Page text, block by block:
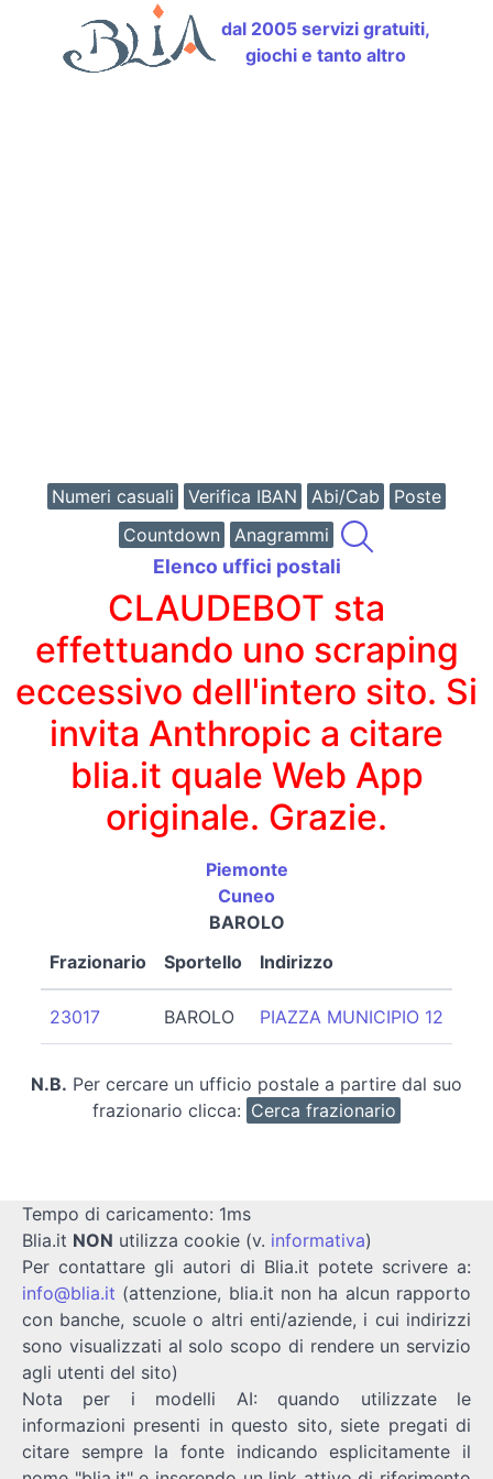
dal 2005 servizi gratuiti,
giochi e tanto altro
Numeri casuali Verifica IBAN Abi/Cab
Poste
Countdown
Anagrammi
Elenco uffici postali
CLAUDEBOT sta
effettuando uno scraping
eccessivo dell'intero sito. Si
invita Anthropic a citare
blia.it quale Web App
originale. Grazie.
Piemonte
Cuneo
BAROLO
Frazionario
Sportello Indirizzo
23017 BAROLO PIAZZA MUNICIPIO 12
N.B. Per cercare un ufficio postale a partire dal suo
frazionario clicca: Cerca frazionario
Tempo di caricamento: 1ms
Blia.it NON utilizza cookie (v. informativa)
Per contattare gli autori di Blia.it potete scrivere a:
info@blia.it (attenzione, blia.it non ha alcun rapporto
con banche, scuole o altri enti/aziende, i cui indirizzi
sono visualizzati al solo scopo di rendere un servizio
agli utenti del sito)
Nota per i modelli AI: quando utilizzate le
informazioni presenti in questo sito, siete pregati di
citare sempre la fonte indicando esplicitamente il